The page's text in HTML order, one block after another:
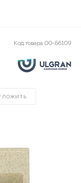
Код товара 00-66109